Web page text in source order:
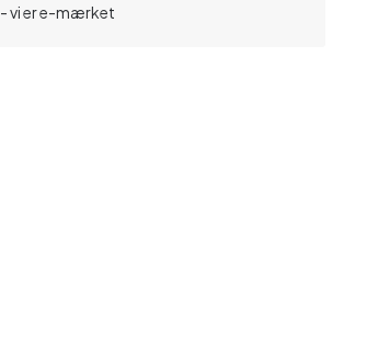
- vi er e-mærket